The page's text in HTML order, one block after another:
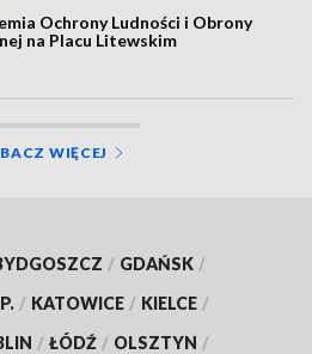
Ochrony Ludności i Obrony
na Placu Litewskim
WIĘCEJ
/ GDAŃSK /
/ KATOWICE / KIELCE /
/ ŁÓDŹ / OLSZTYN /